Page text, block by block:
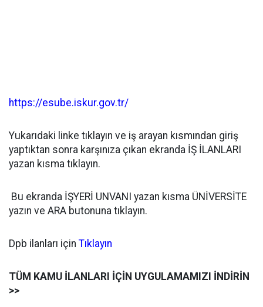
https://esube.iskur.gov.tr/
Yukarıdaki linke tıklayın ve iş arayan kısmından giriş
yaptıktan sonra karşınıza çıkan ekranda İŞ İLANLARI
yazan kısma tıklayın.
Bu ekranda İŞYERİ UNVANI yazan kısma ÜNİVERSİTE
yazın ve ARA butonuna tıklayın.
Dpb ilanları için Tıklayın
TÜM KAMU İLANLARI İÇİN UYGULAMAMIZI İNDİRİN
>>